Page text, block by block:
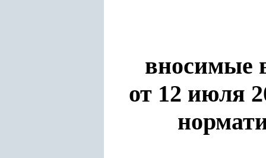
вносимые
от 12 июля